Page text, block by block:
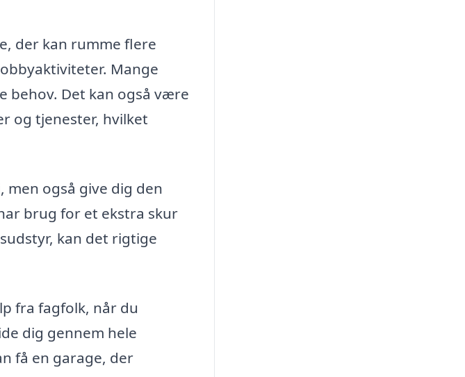
der kan rumme flere
Mange
behov. Det kan også være
og tjenester, hvilket
også give dig den
brug for et ekstra skur
kan det rigtige
fra fagfolk, når du
dig gennem hele
få en garage, der